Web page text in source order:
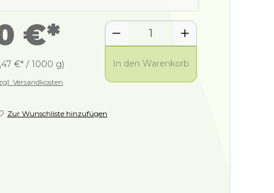
€*
€* / 1000 g)
Versandkosten
In den Warenkorb
Zur Wunschliste hinzufügen